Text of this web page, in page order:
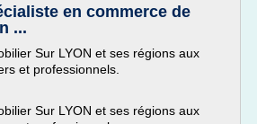
en commerce de
...
Sur LYON et ses régions aux
et professionnels.
Sur LYON et ses régions aux